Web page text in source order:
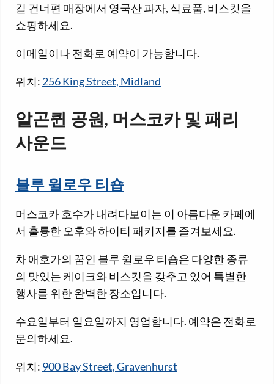
길 건너편 매장에서 영국산 과자, 식료품, 비스킷을
쇼핑하세요.
이메일이나 전화로 예약이 가능합니다.
위치: 256 King Street, Midland
알곤퀸 공원, 머스코카 및 패리
사운드
블루 윌로우 티숍
머스코카 호수가 내려다보이는 이 아름다운 카페에
서 훌륭한 오후와 하이티 패키지를 즐겨보세요.
차 애호가의 꿈인 블루 윌로우 티숍은 다양한 종류
의 맛있는 케이크와 비스킷을 갖추고 있어 특별한
행사를 위한 완벽한 장소입니다.
수요일부터 일요일까지 영업합니다. 예약은 전화로
문의하세요.
위치: 900 Bay Street, Gravenhurst